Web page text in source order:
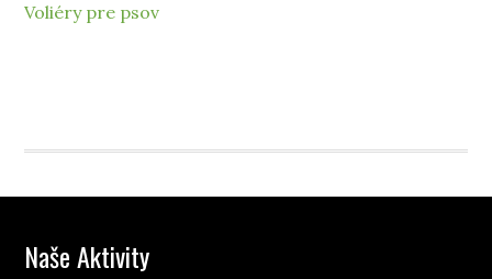
Voliéry pre psov
Naše Aktivity